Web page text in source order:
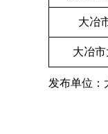
大冶
大冶
发布单位：